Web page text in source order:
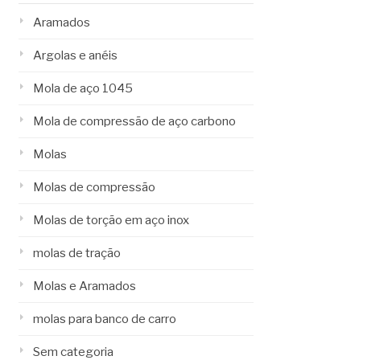
Aramados
Argolas e anéis
Mola de aço 1045
Mola de compressão de aço carbono
Molas
Molas de compressão
Molas de torção em aço inox
molas de tração
Molas e Aramados
molas para banco de carro
Sem categoria